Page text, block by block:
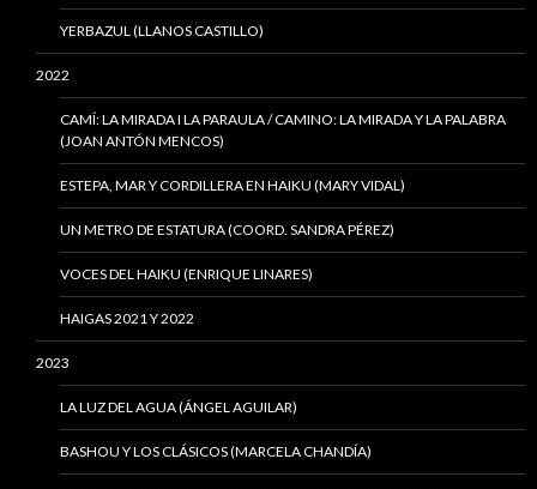
YERBAZUL (LLANOS CASTILLO)
2022
CAMÍ: LA MIRADA I LA PARAULA / CAMINO: LA MIRADA Y LA PALABRA
(JOAN ANTÓN MENCOS)
ESTEPA, MAR Y CORDILLERA EN HAIKU (MARY VIDAL)
UN METRO DE ESTATURA (COORD. SANDRA PÉREZ)
VOCES DEL HAIKU (ENRIQUE LINARES)
HAIGAS 2021 Y 2022
2023
LA LUZ DEL AGUA (ÁNGEL AGUILAR)
BASHOU Y LOS CLÁSICOS (MARCELA CHANDÍA)